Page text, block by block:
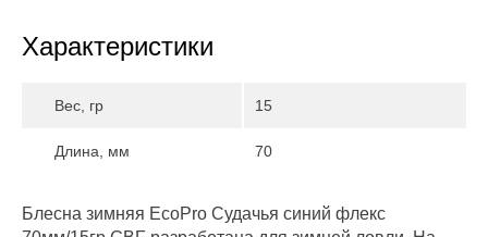
Характеристики
Вес, гр 15
Длина, мм 70
Блесна зимняя EcoPro Судачья синий флекс